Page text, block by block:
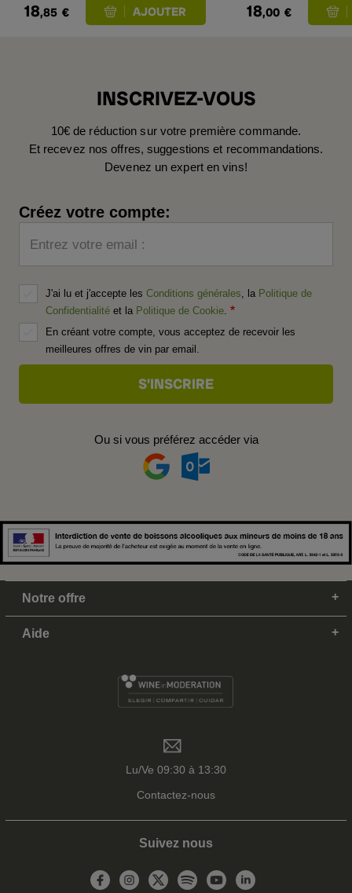
18,85 € 18,00 €
INSCRIVEZ-VOUS
10€ de réduction sur votre première commande.
Et recevez nos offres, suggestions et recommandations.
Devenez un expert en vins!
Créez votre compte:
Entrez votre email :
J'ai lu et j'accepte les Conditions générales , la Politique de
Confidentialité et la Politique de Cookie
En créant votre compte, vous acceptez de recevoir les
meilleures offres de vin par email.
Ou si vous préférez accéder via
Notre offre
Aide
Lu/Ve 09:30 à 13:30
Contactez-nous
Suivez nous